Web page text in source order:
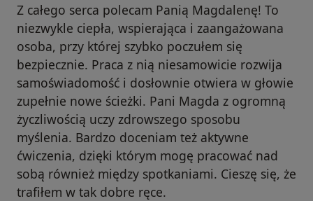
Z całego serca polecam Panią Magdalenę! To
niezwykle ciepła, wspierająca i zaangażowana
osoba, przy której szybko poczułem się
bezpiecznie. Praca z nią niesamowicie rozwija
samoświadomość i dosłownie otwiera w głowie
zupełnie nowe ścieżki. Pani Magda z ogromną
życzliwością uczy zdrowszego sposobu
myślenia. Bardzo doceniam też aktywne
ćwiczenia, dzięki którym mogę pracować nad
sobą również między spotkaniami. Cieszę się, że
trafiłem w tak dobre ręce.